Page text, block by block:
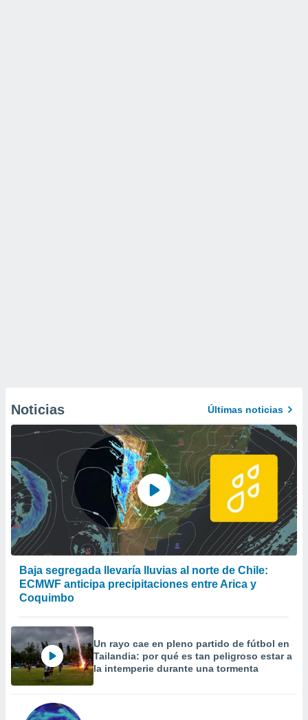
Noticias Últimas noticias
Baja segregada llevaría lluvias al norte de Chile:
ECMWF anticipa precipitaciones entre Arica y
Coquimbo
Un rayo cae en pleno partido de fútbol en
Tailandia: por qué es tan peligroso estar a
la intemperie durante una tormenta